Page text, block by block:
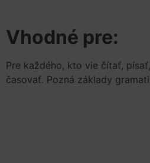
Vhodné pre:
Pre každého, kto vie čítať,
časovať. Pozná základy